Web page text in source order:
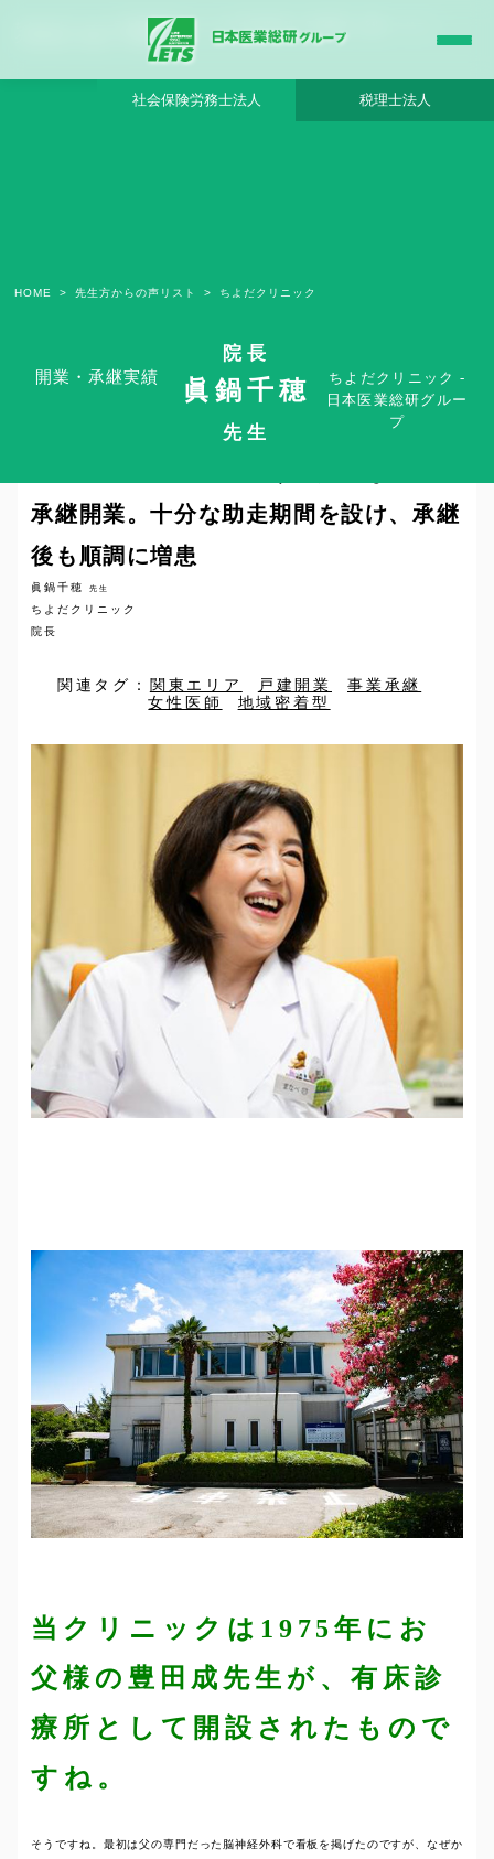
ちよだクリニック - 日本医業総研グループ |日本医業総研｜医院開業・承継・クリニッ
ク経営支援・医療モール開発
社会保険労務士法人 税理士法人
開業・承継実績
院長
眞鍋千穂
先生
ちよだクリニック -
日本医業総研グルー
プ
HOME 先生方からの声リスト ちよだクリニック
内科・眼科・整形外科の複合的医療機能
承継開業。十分な助走期間を設け、承継
後も順調に増患
眞鍋千穂先生
ちよだクリニック
院長
関連タグ： 関東エリア 戸建開業
事業承継
女性医師
地域密着型
当クリニックは1975年にお
父様の豊田成先生が、有床診
療所として開設されたもので
すね。
そうですね。最初は父の専門だった脳神経外科で看板を掲げたのですが、なぜか